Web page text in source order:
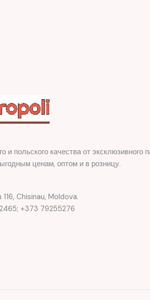
и польского качества от эксклюзивного
ценам, оптом и в розницу.
Chisinau, Moldova.
+373 79255276